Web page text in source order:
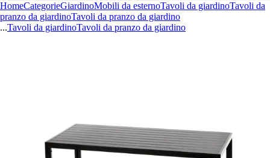
HomeCategorieGiardinoMobili da esternoTavoli da giardinoTavoli da
pranzo da giardinoTavoli da pranzo da giardino
...Tavoli da giardinoTavoli da pranzo da giardino